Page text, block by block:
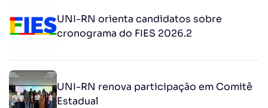
UNI-RN orienta candidatos sobre
cronograma do FIES 2026.2
UNI-RN renova participação em Comitê
Estadual